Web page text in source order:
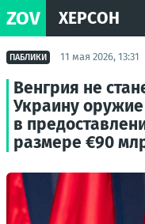
ZOV ХЕРСОН
ПАБЛИКИ 11 мая 2026, 13:31
Венгрия не
Украину оружие
в
размере €90